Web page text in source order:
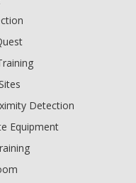
Detection
Equipment